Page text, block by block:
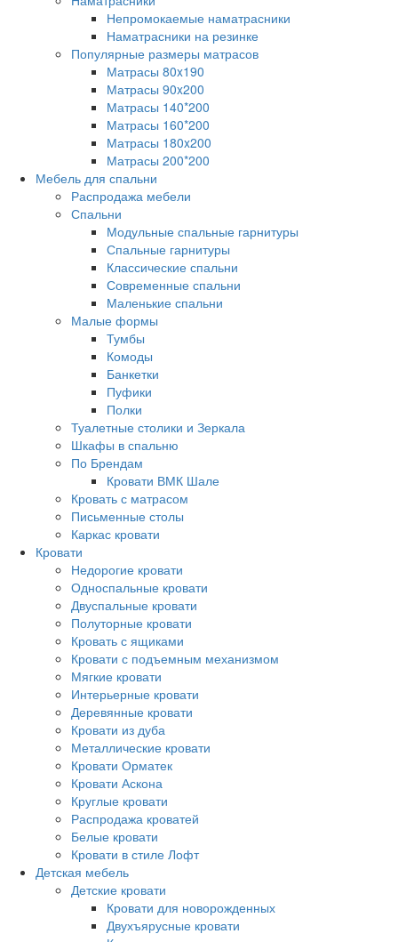
Непромокаемые наматрасники
Наматрасники на резинке
Популярные размеры матрасов
Матрасы 80x190
Матрасы 90x200
Матрасы 140*200
Матрасы 160*200
Матрасы 180x200
Матрасы 200*200
Мебель для спальни
Распродажа мебели
Спальни
Модульные спальные гарнитуры
Спальные гарнитуры
Классические спальни
Современные спальни
Маленькие спальни
Малые формы
Тумбы
Комоды
Банкетки
Пуфики
Полки
Туалетные столики и Зеркала
Шкафы в спальню
По Брендам
Кровати ВМК Шале
Кровать с матрасом
Письменные столы
Каркас кровати
Кровати
Недорогие кровати
Односпальные кровати
Двуспальные кровати
Полуторные кровати
Кровать с ящиками
Кровати с подъемным механизмом
Мягкие кровати
Интерьерные кровати
Деревянные кровати
Кровати из дуба
Металлические кровати
Кровати Орматек
Кровати Аскона
Круглые кровати
Распродажа кроватей
Белые кровати
Кровати в стиле Лофт
Детская мебель
Детские кровати
Кровати для новорожденных
Двухъярусные кровати